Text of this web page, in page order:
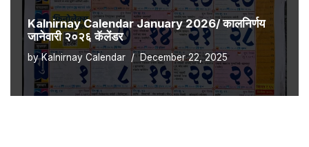
Kalnirnay Calendar January 2026/ कालनिर्णय
जानेवारी २०२६ कॅलेंडर
byKalnirnay Calendar December 22, 2025